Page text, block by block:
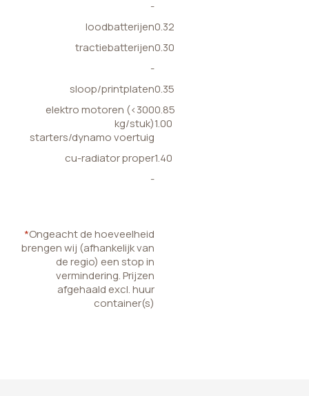
-
loodbatterijen0.32
tractiebatterijen0.30
-
sloop/printplaten0.35
elektro motoren (<300
kg/stuk)
starters/dynamo voertuig
0.85
1.00
cu-radiator proper1.40
-
*Ongeacht de hoeveelheid
brengen wij (afhankelijk van
de regio) een stop in
vermindering. Prijzen
afgehaald excl. huur
container(s)